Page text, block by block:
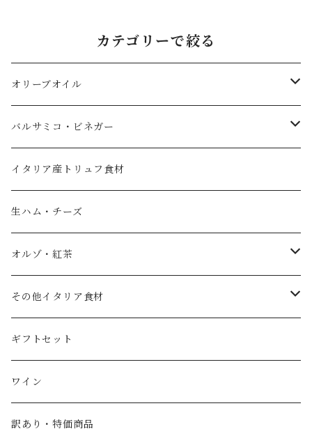
ブ油 内容量：92ｇ 保存方法：直射日光を避
けて常温で保存 原産国名：日本
やかで、オリーブオイル初心者の方にもおす
プ。 ◆フルーティーでまろやかな味わい ◆
苦味・辛味が穏やか ◆素材の風味を引き立て
る上品な香り ◆和洋問わず幅広く使える
【ルッカ種について】 「瀬戸内の土壌と風が
穏やかな辛味でアクセントに 和食にもよく合
う国産ならではの味わい 【おすすめの楽しみ
べ比べ ◆冷奴や納豆など和食の仕上げに一垂
"まろやか" と、ルッカ種の "芳醇" ―― ふたつの
エキストラバージンオリーブオイルです。
【特徴】 若草の様な強すぎない緑の爽やかな
ブオイルです。マイルドなオリーブオイルの
ため日本食にも使いやすく、魚介類やサラダ
によく合います。巾着に入っているため、ギ
フトにも最適です。 【原材料名】食用オリー
ブ油 【内容量】98g 【賞味期限】2026年6月
カテゴリーで絞る
オリーブオイル
エキストラバージンオリーブオイル
フレーバーオイル
ノベッロ（秋の新油）
ピュアオリーブオイル
国産エキストラバージンオリーブオイル
バルサミコ・ビネガー
黒バルサミコ
白バルサミコ
ピンク（ロゼ）バルサミコ
その他調味料（コンディメント）
スペイン産ワインビネガー
イタリア産ワインビネガー
イタリア産トリュフ食材
生ハム・チーズ
オルゾ・紅茶
コーヒー豆
紅茶・ハーブティー
その他イタリア食材
トマト
塩
パスタ
ギフトセット
ワイン
訳あり・特価商品